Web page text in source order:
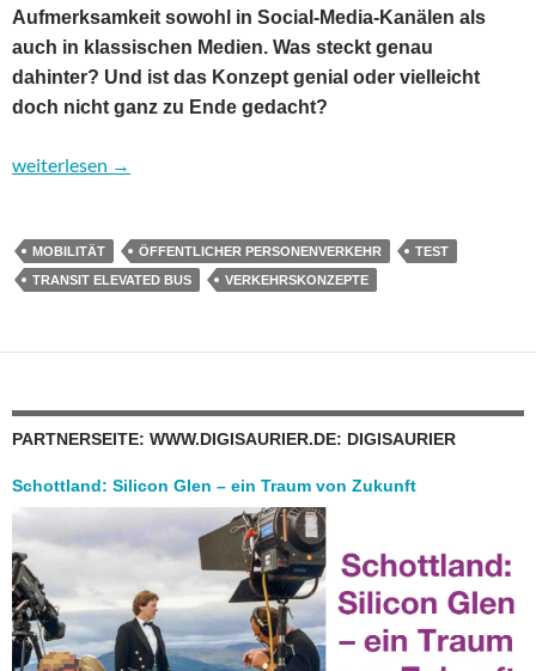
Aufmerksamkeit sowohl in Social-Media-Kanälen als
auch in klassischen Medien. Was steckt genau
dahinter? Und ist das Konzept genial oder vielleicht
doch nicht ganz zu Ende gedacht?
Verrückt oder genial? Der Transit Elevated Bus
weiterlesen →
MOBILITÄT ÖFFENTLICHER PERSONENVERKEHR
TEST
TRANSIT ELEVATED BUS
VERKEHRSKONZEPTE
PARTNERSEITE: WWW.DIGISAURIER.DE: DIGISAURIER
Schottland: Silicon Glen – ein Traum von Zukunft